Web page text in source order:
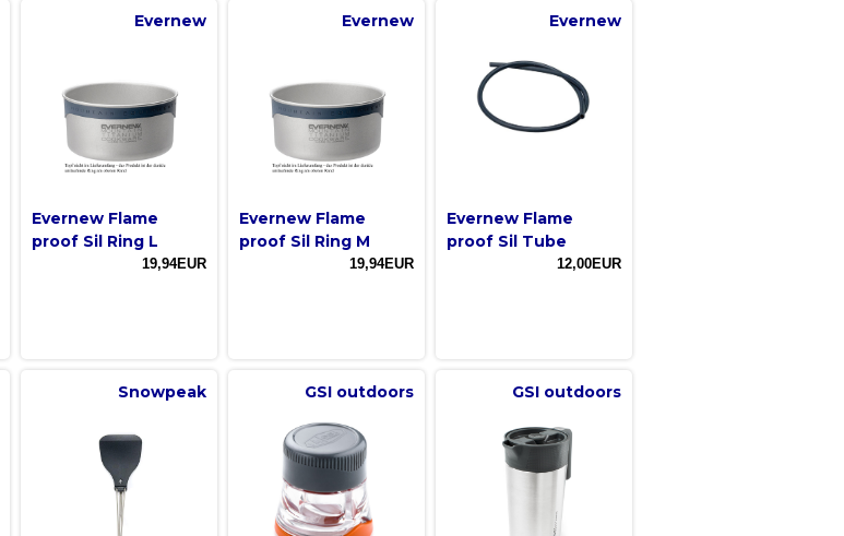
Evernew
Evernew Flame
proof Sil Ring L
19,94EUR
Evernew
Evernew Flame
proof Sil Ring M
19,94EUR
Evernew
Evernew Flame
proof Sil Tube
12,00EUR
Snowpeak GSI outdoors GSI outdoors